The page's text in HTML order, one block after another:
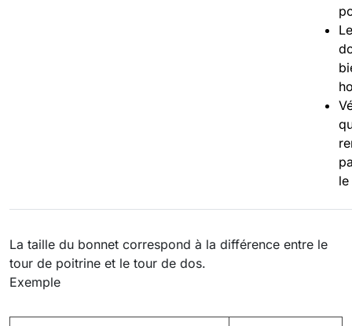
La taille du bonnet correspond à la différence entre le
tour de poitrine et le tour de dos.
Exemple